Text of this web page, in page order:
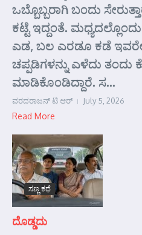
ಒಬ್ಬೊಬ್ಬರಾಗಿ ಬಂದು
ಕಟ್ಟೆ ಇದ್ದಂತೆ.
ಎಡ, ಬಲ ಎರಡೂ ಕಡೆ ಇವರೇ
ಚಪ್ಪಡಿಗಳನ್ನು ಎಳೆದು ತಂದು
ಮಾಡಿಕೊಂಡಿದ್ದಾರೆ. ಸ...
ವರದರಾಜನ್ ಟಿ ಆರ್ July 5, 2026
Read More
ಸಣ್ಣ ಕಥೆ
ದೊಡ್ಡದು